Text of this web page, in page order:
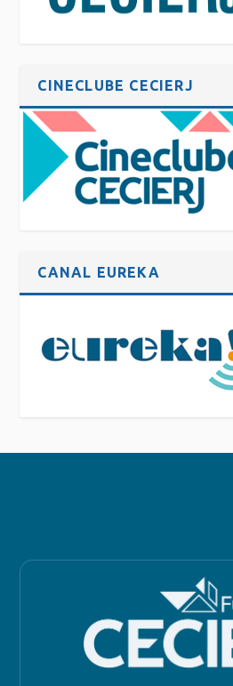
CINECLUBE CECIERJ
CANAL EUREKA